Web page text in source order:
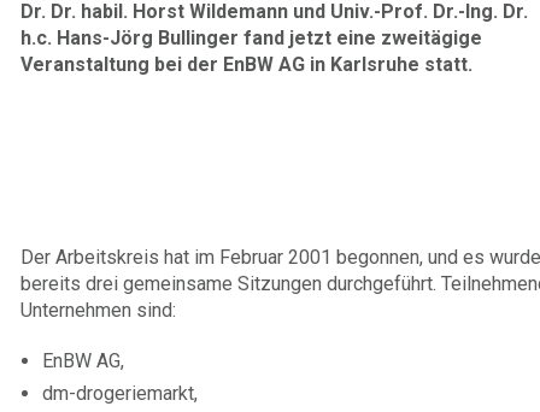
Dr. Dr. habil. Horst Wildemann und Univ.-Prof. Dr.-Ing. Dr.
h.c. Hans-Jörg Bullinger fand jetzt eine zweitägige
Veranstaltung bei der EnBW AG in Karlsruhe statt.
Der Arbeitskreis hat im Februar 2001 begonnen, und es
bereits drei gemeinsame Sitzungen durchgeführt.
Unternehmen sind:
EnBW AG,
dm-drogeriemarkt,